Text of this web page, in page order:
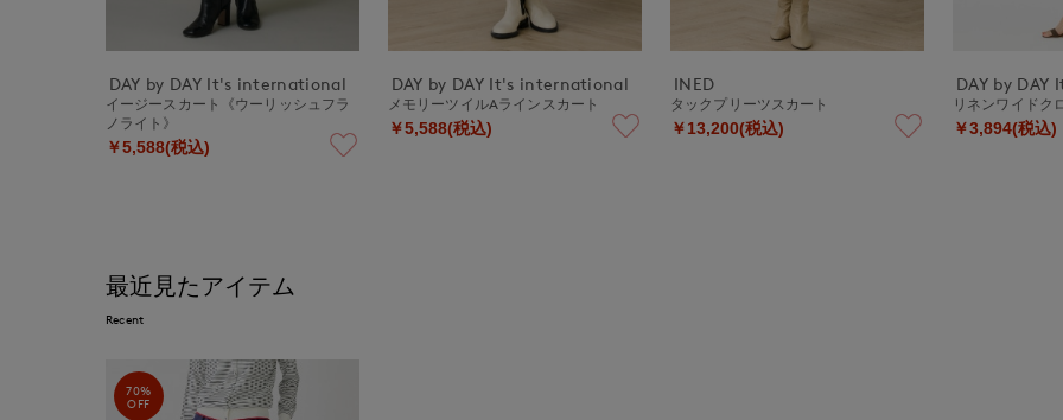
DAY by DAY It's international
イージースカート《ウーリッシュフラ
ノライト》
￥5,588(税込)
DAY by DAY It's international
メモリーツイルAラインスカート
￥5,588(税込)
INED
タックプリーツスカート
￥13,200(税込)
DAY by
リネンワイドク
￥3,894(税込)
最近見たアイテム
Recent
70%
OFF